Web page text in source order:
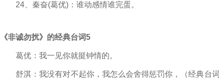
24、秦奋(葛优)：谁动感情谁完蛋。
《非诚勿扰》的经典台词5
葛优：我一见你就挺钟情的。
舒淇：我没有对不起你，我怎么会舍得惩罚你，（经典台